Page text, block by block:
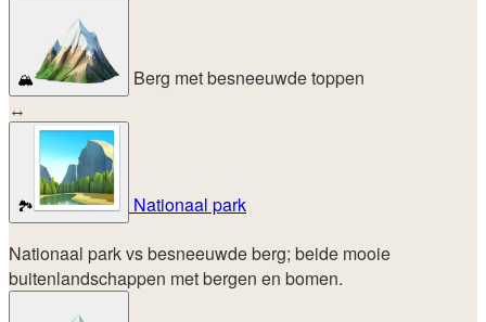
🏔️
Berg met besneeuwde toppen
↔
🏞️
Nationaal park
Nationaal park vs besneeuwde berg; beide mooie
buitenlandschappen met bergen en bomen.